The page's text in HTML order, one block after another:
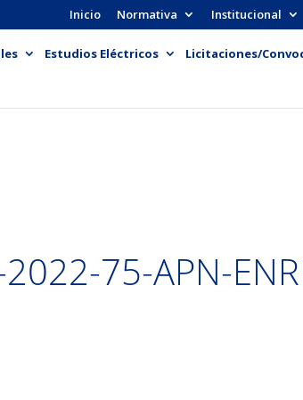
Inicio Normativa Institucional
Estudios Eléctricos
Licitaciones/
2022-75-APN-